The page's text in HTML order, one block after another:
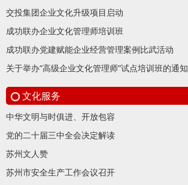
交投集团企业文化升级项目启动
成功联办企业文化管理师培训班
成功联办党建赋能企业经营管理案例比武活动
关于举办“高级企业文化管理师”试点培训班的通知
文化服务
中华文明与时俱进、开放包容
党的二十届三中全会决定解读
苏州文人赞
苏州市安全生产工作会议召开